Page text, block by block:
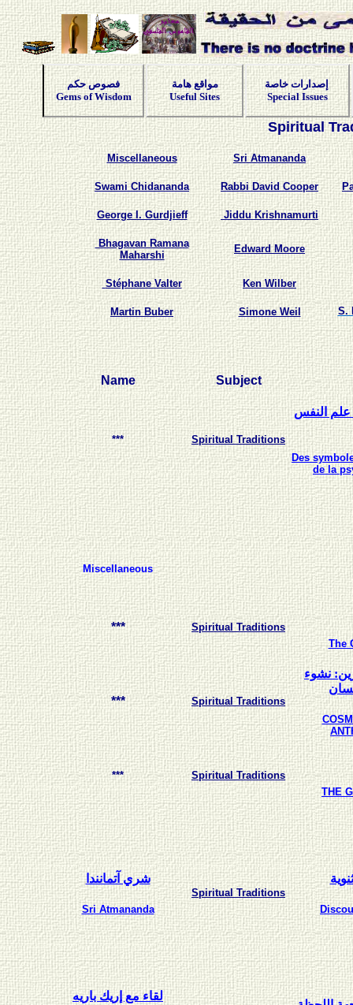
فصوص حكم
Gems of Wisdom
مواقع هامة
Useful Sites
إصدارات خاصة
Special Issues
Spiritual
Miscellaneous Sri Atmananda
Swami Chidananda Rabbi David Cooper
George I. Gurdjieff Jiddu Krishnamurti
Bhagavan Ramana
Maharshi
Edward Moore
Stéphane Valter Ken Wilber
Martin Buber Simone Weil S.
Name Subject
*** Spiritual Traditions
النفس
Des
de la
Miscellaneous
***
Spiritual Traditions
The
*** Spiritual Traditions
نشوء
***
Spiritual Traditions
THE
شري آتمانندا
Sri Atmananda
Spiritual Traditions
لقاء مع إريك باريه